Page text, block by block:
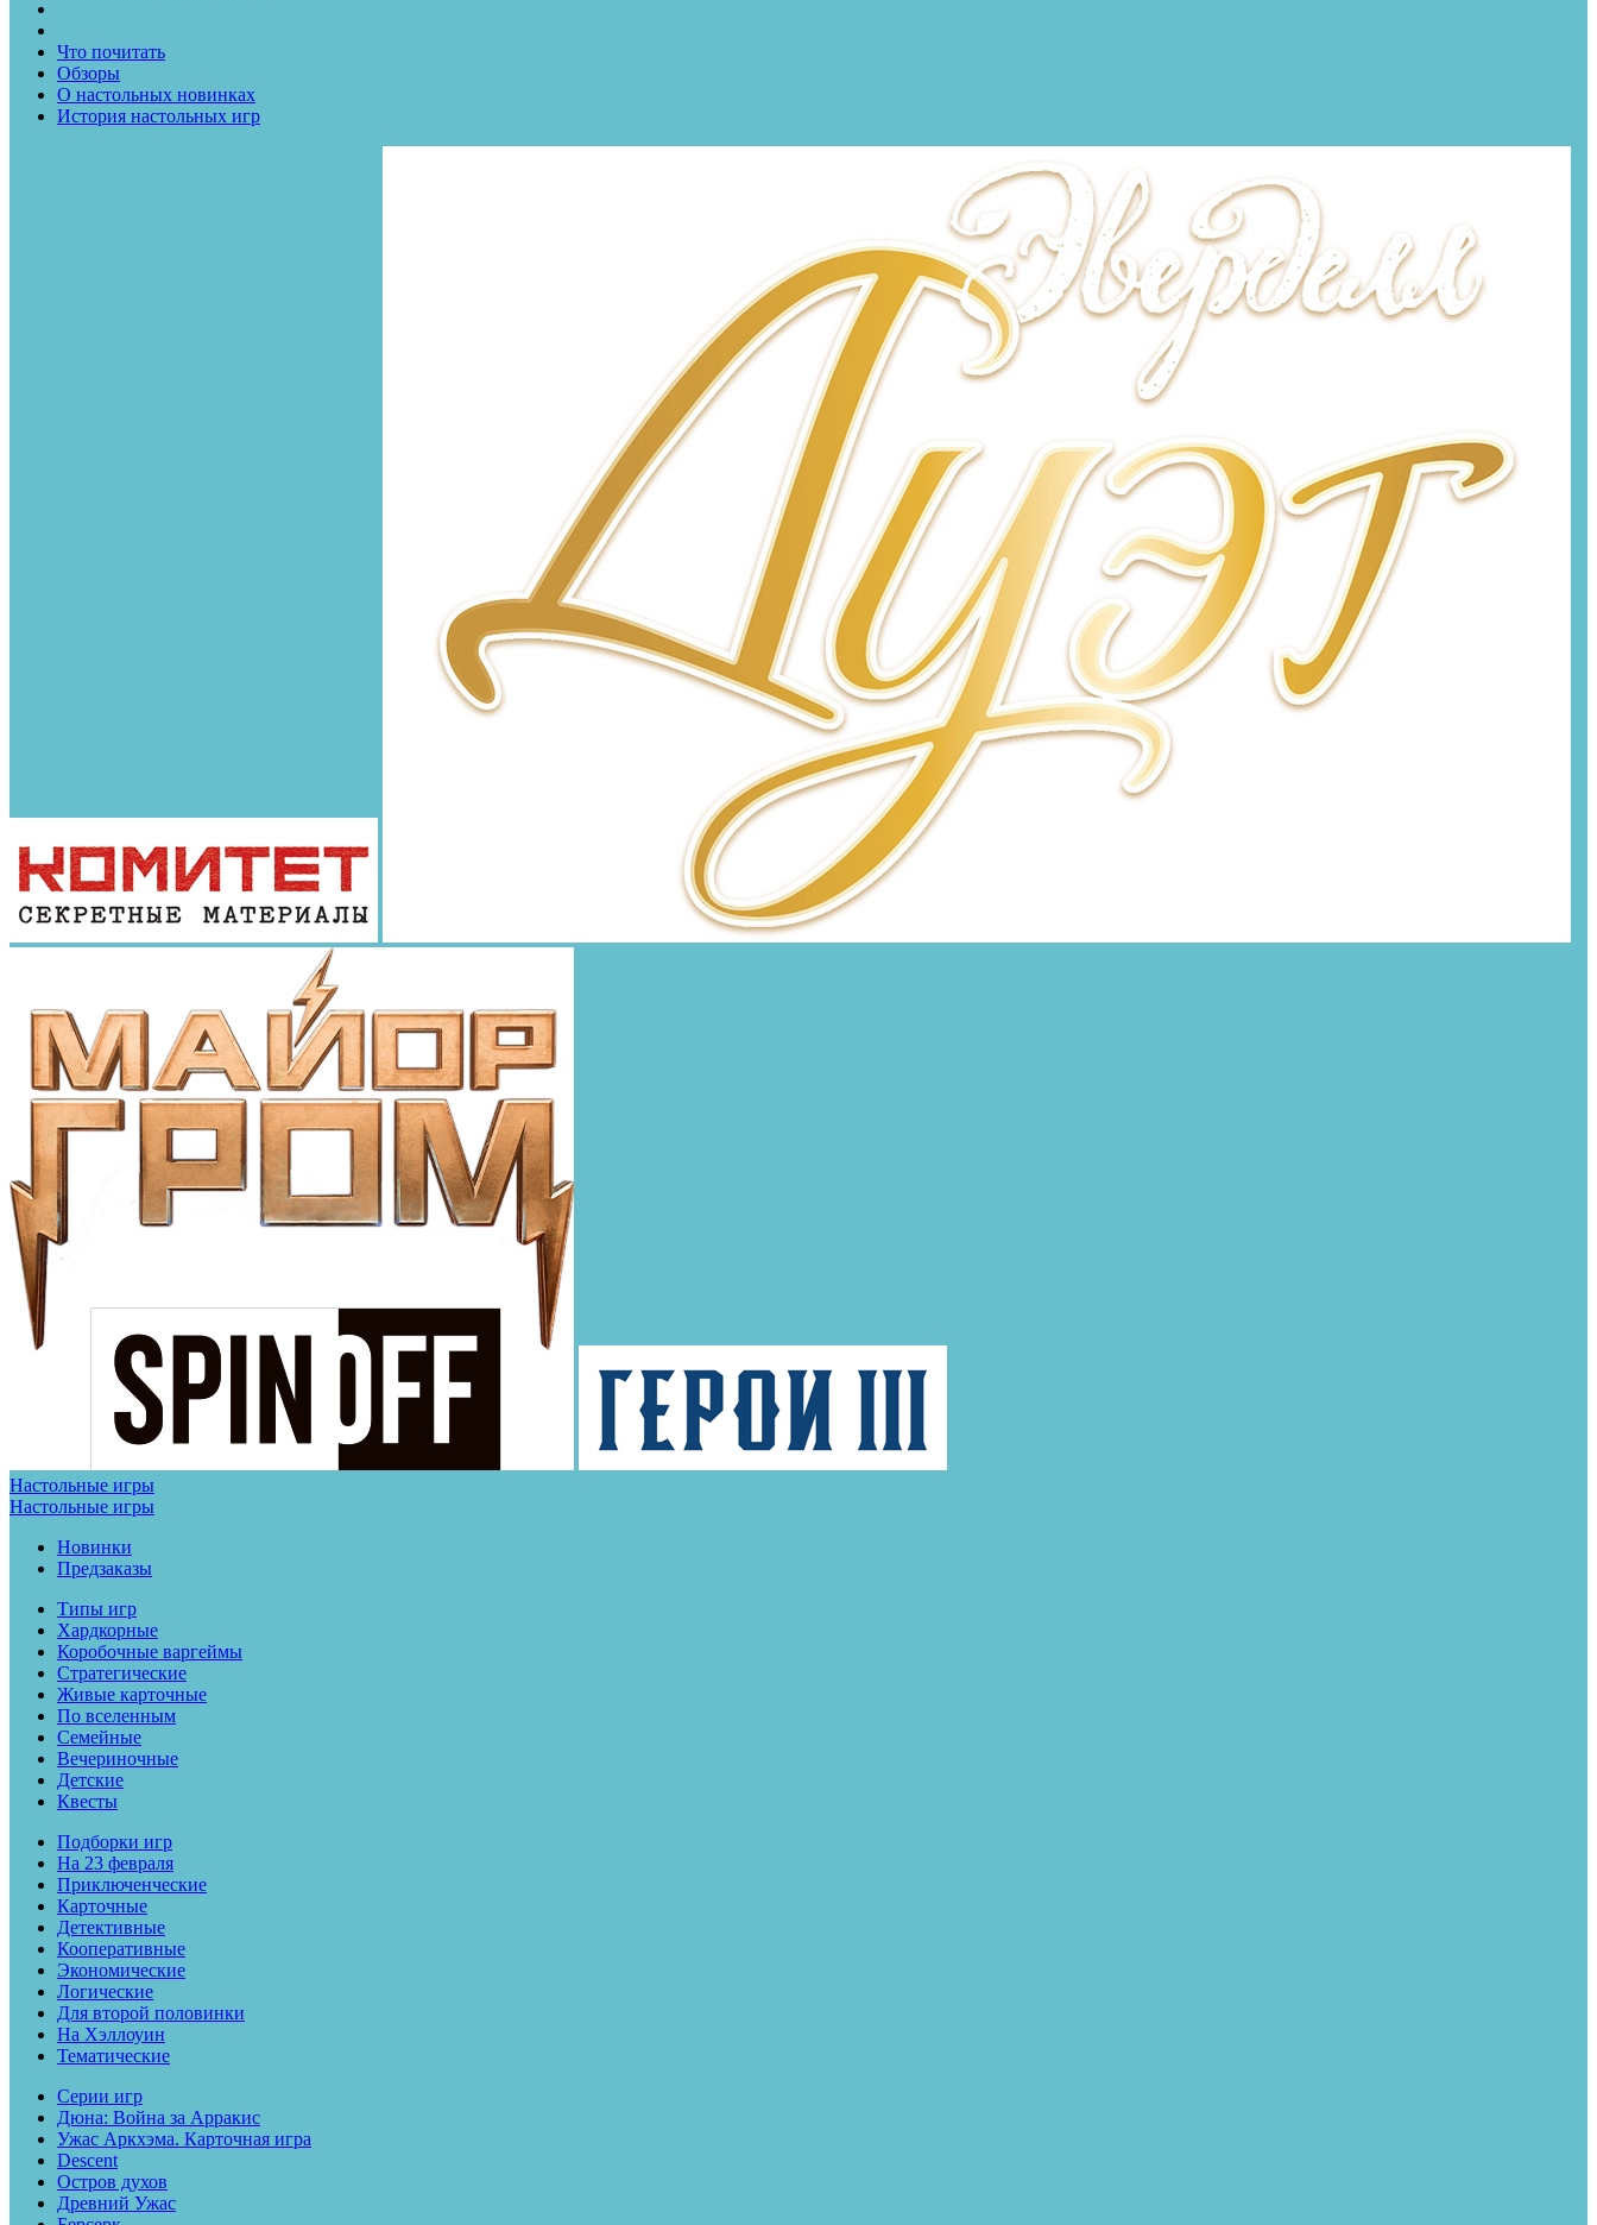
Что почитать
Обзоры
О настольных новинках
История настольных игр
Настольные игры
Настольные игры
Новинки
Предзаказы
Типы игр
Хардкорные
Коробочные варгеймы
Стратегические
Живые карточные
По вселенным
Семейные
Вечериночные
Детские
Квесты
Подборки игр
На 23 февраля
Приключенческие
Карточные
Детективные
Кооперативные
Экономические
Логические
Для второй половинки
На Хэллоуин
Тематические
Серии игр
Дюна: Война за Арракис
Ужас Аркхэма. Карточная игра
Descent
Остров духов
Древний Ужас